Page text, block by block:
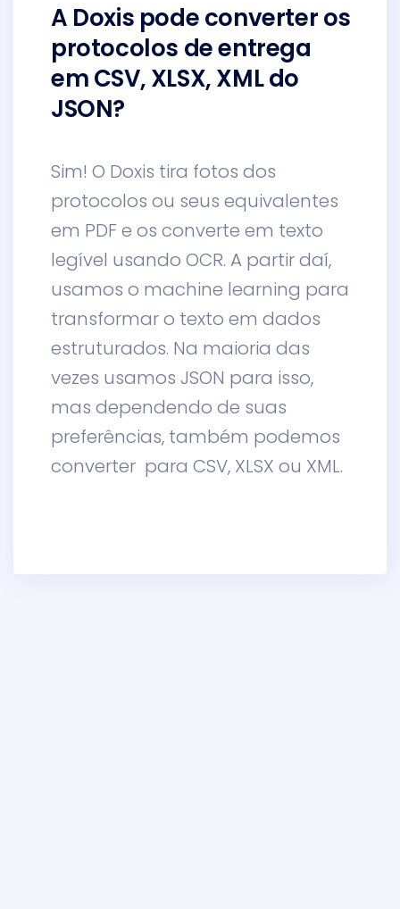
A Doxis pode converter os
protocolos de entrega
em CSV, XLSX, XML do
JSON?
Sim! O Doxis tira fotos dos
protocolos ou seus equivalentes
em PDF e os converte em texto
legível usando OCR. A partir daí,
usamos o machine learning para
transformar o texto em dados
estruturados. Na maioria das
vezes usamos JSON para isso,
mas dependendo de suas
preferências, também podemos
converter para CSV, XLSX ou XML.